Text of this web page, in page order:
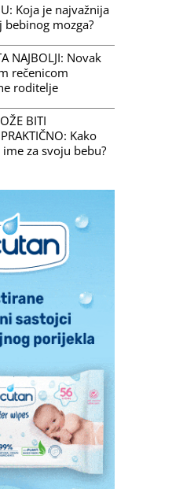
Koja je najvažnija
bebinog mozga?
NAJBOLJI: Novak
rečenicom
roditelje
BITI
Kako
za svoju bebu?